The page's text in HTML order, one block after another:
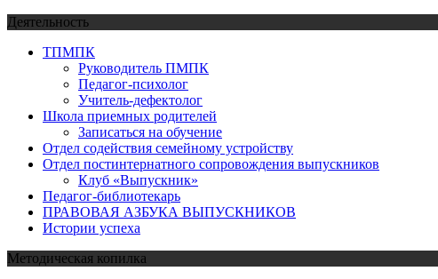
Деятельность
ТПМПК
Руководитель ПМПК
Педагог-психолог
Учитель-дефектолог
Школа приемных родителей
Записаться на обучение
Отдел содействия семейному устройству
Отдел постинтернатного сопровождения выпускников
Клуб «Выпускник»
Педагог-библиотекарь
ПРАВОВАЯ АЗБУКА ВЫПУСКНИКОВ
Истории успеха
Методическая копилка